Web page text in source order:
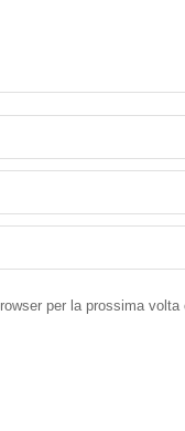
per la prossima volta